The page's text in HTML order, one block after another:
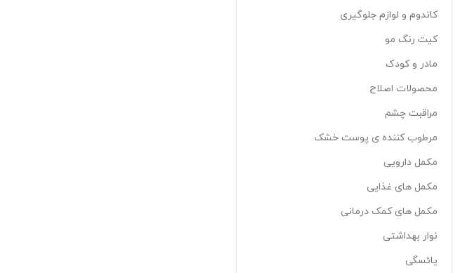
کاندوم و لوازم جلوگیری
کیت رنگ مو
مادر و کودک
محصولات اصلاح
مراقبت چشم
مرطوب کننده ی پوست خشک
مکمل دارویی
مکمل های غذایی
مکمل های کمک درمانی
نوار بهداشتی
یائسگی